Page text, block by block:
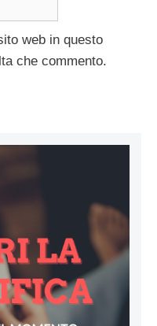
web in questo
che commento.